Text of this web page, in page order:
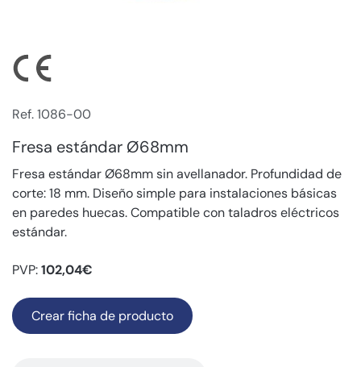
Ref. 1086-00
Fresa estándar Ø68mm
Fresa estándar Ø68mm sin avellanador. Profundidad de
corte: 18 mm. Diseño simple para instalaciones básicas
en paredes huecas. Compatible con taladros eléctricos
estándar.
PVP:102,04€
Crear ficha de producto